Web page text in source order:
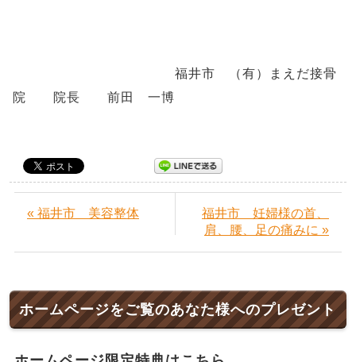
福井市 （有）まえだ接骨
院 院長 前田 一博
« 福井市 美容整体
福井市 妊婦様の首、
肩、腰、足の痛みに »
ホームページをご覧のあなた様へのプレゼント